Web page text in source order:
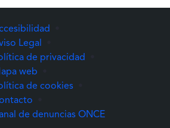
Legal
de privacidad
web
de cookies
de denuncias ONCE(Abre una